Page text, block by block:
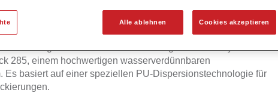
285, einem hochwertigen wasserverdünnbaren
Es basiert auf einer speziellen PU-Dispersionstechnologie für
Alle ablehnen Cookies akzeptieren